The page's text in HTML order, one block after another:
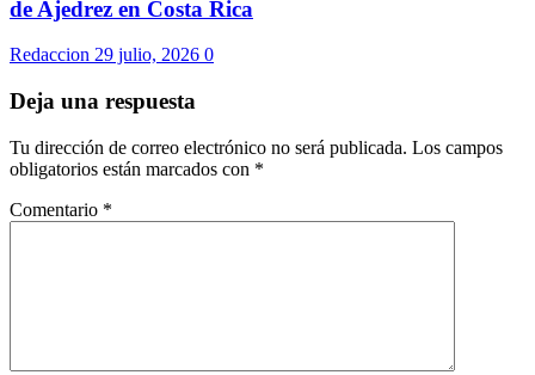
de Ajedrez en Costa Rica
Redaccion 29 julio, 2026 0
Deja una respuesta
Tu dirección de correo electrónico no será publicada. Los campos
obligatorios están marcados con *
Comentario *